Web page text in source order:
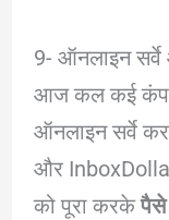
9- ऑनलाइन
आज कल कई
ऑनलाइन सर्वे
और
को पूरा करके